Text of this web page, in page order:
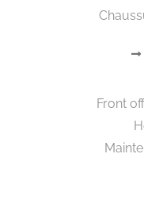
Découvrez en
bénéficiez